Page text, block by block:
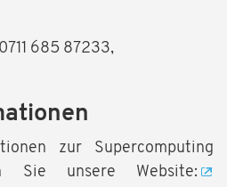
685 87233,
zur Supercomputing
Sie unsere Website: